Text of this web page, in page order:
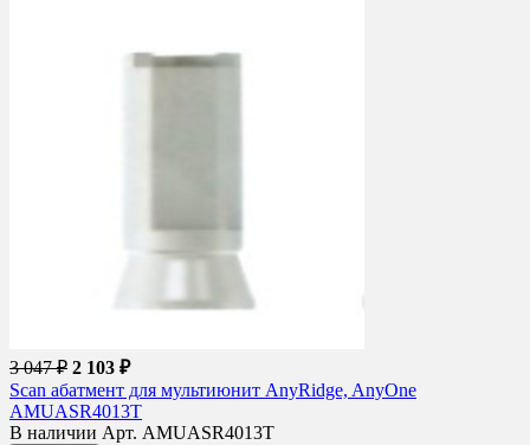
3 047 ₽ 2 103 ₽
Scan абатмент для мультиюнит AnyRidge, AnyOne
AMUASR4013T
В наличии Арт. AMUASR4013T